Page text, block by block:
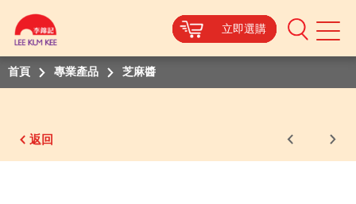
立即選購
Mobile
立即選購
立即選購
立即選購
立即選購
首頁 專業產品 芝麻醬
返回